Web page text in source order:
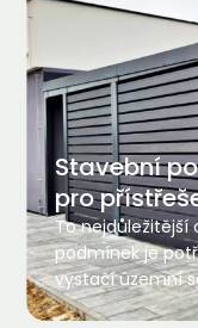
Stavební
pro
To
podmínek je
vystačí územní
stavby řeší?